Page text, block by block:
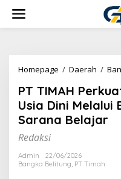
konten
Homepage / Daerah /
PT TIMAH
Usia Dini Melalui
Sarana Belajar
Redaksi
Admin
22/06/2026
Bangka Belitung, PT Timah